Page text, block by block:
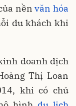
nềnvăn hóa
du khách khi
doanh dịch
Thị Loan
khi có chủ